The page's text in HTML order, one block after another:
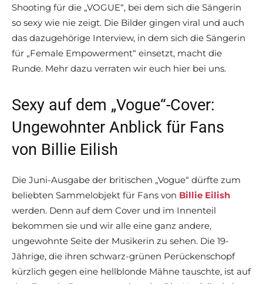
Shooting für die „VOGUE“, bei dem sich die Sängerin
so sexy wie nie zeigt. Die Bilder gingen viral und auch
das dazugehörige Interview, in dem sich die Sängerin
für „Female Empowerment“ einsetzt, macht die
Runde. Mehr dazu verraten wir euch hier bei uns.
Sexy auf dem „Vogue“-Cover:
Ungewohnter Anblick für Fans
von Billie Eilish
Die Juni-Ausgabe der britischen „Vogue“ dürfte zum
beliebten Sammelobjekt für Fans von Billie Eilish
werden. Denn auf dem Cover und im Innenteil
bekommen sie und wir alle eine ganz andere,
ungewohnte Seite der Musikerin zu sehen. Die 19-
Jährige, die ihren schwarz-grünen Perückenschopf
kürzlich gegen eine hellblonde Mähne tauschte, ist auf